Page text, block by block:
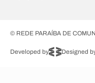
© REDE PARAÍBA DE
Developed by Designed